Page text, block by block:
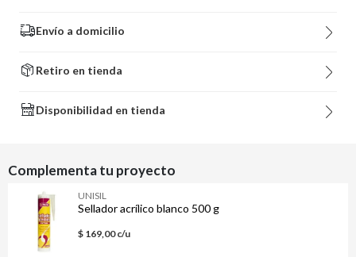
Envío a domicilio
Retiro en tienda
Disponibilidad en tienda
Complementa tu proyecto
UNISIL
Sellador acrílico blanco 500 g
$ 169,00 c/u